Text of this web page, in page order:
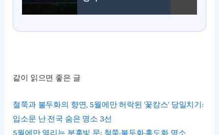
같이 읽으면 좋은 글
철쭉과 불두화의 향연, 5월에만 허락된 '꽃캉스' 당일치기:
입소문 난 전국 숨은 명소 3선
5월에만 열리는 분홍빛 문: 철쭉·불두화·홍도화 명소